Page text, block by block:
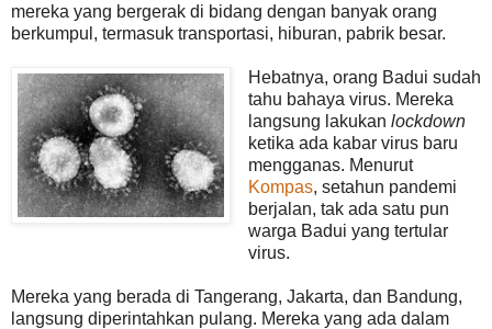
mereka yang bergerak di bidang dengan banyak orang
berkumpul, termasuk transportasi, hiburan, pabrik besar.
Hebatnya, orang Badui sudah
tahu bahaya virus. Mereka
langsung lakukan lockdown
ketika ada kabar virus baru
mengganas. Menurut
Kompas, setahun pandemi
berjalan, tak ada satu pun
warga Badui yang tertular
virus.
Mereka yang berada di Tangerang, Jakarta, dan Bandung,
langsung diperintahkan pulang. Mereka yang ada dalam